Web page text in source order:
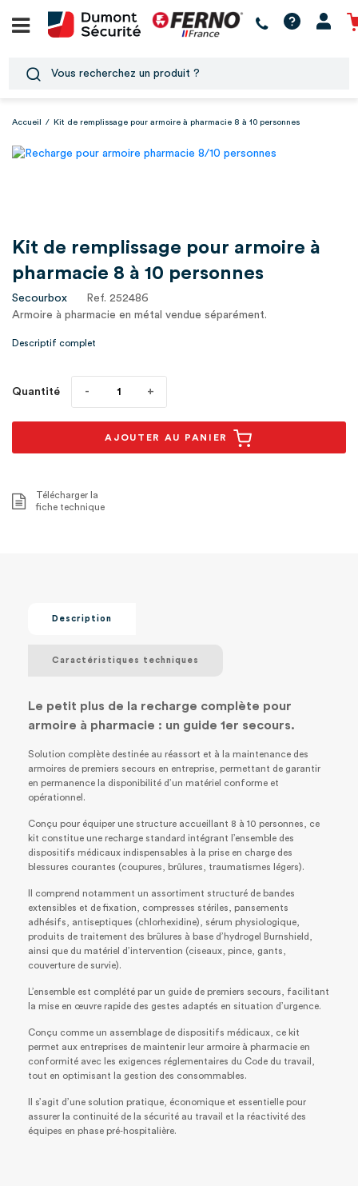
Accueil / Kit de remplissage pour armoire à pharmacie 8 à 10 personnes
Kit de remplissage pour armoire à
pharmacie 8 à 10 personnes
Secourbox
Ref. 252486
Armoire à pharmacie en métal vendue séparément.
Descriptif complet
Quantité
AJOUTER AU PANIER
Télécharger la
fiche technique
Description
Caractéristiques techniques
Le petit plus de la recharge complète pour
armoire à pharmacie : un guide 1er secours.
Solution complète destinée au réassort et à la maintenance des
armoires de premiers secours en entreprise, permettant de garantir
en permanence la disponibilité d’un matériel conforme et
opérationnel.
Conçu pour équiper une structure accueillant 8 à 10 personnes, ce
kit constitue une recharge standard intégrant l’ensemble des
dispositifs médicaux indispensables à la prise en charge des
blessures courantes (coupures, brûlures, traumatismes légers).
Il comprend notamment un assortiment structuré de bandes
extensibles et de fixation, compresses stériles, pansements
adhésifs, antiseptiques (chlorhexidine), sérum physiologique,
produits de traitement des brûlures à base d’hydrogel Burnshield,
ainsi que du matériel d’intervention (ciseaux, pince, gants,
couverture de survie).
L’ensemble est complété par un guide de premiers secours, facilitant
la mise en œuvre rapide des gestes adaptés en situation d’urgence.
Conçu comme un assemblage de dispositifs médicaux, ce kit
permet aux entreprises de maintenir leur armoire à pharmacie en
conformité avec les exigences réglementaires du Code du travail,
tout en optimisant la gestion des consommables.
Il s’agit d’une solution pratique, économique et essentielle pour
assurer la continuité de la sécurité au travail et la réactivité des
équipes en phase pré‑hospitalière.